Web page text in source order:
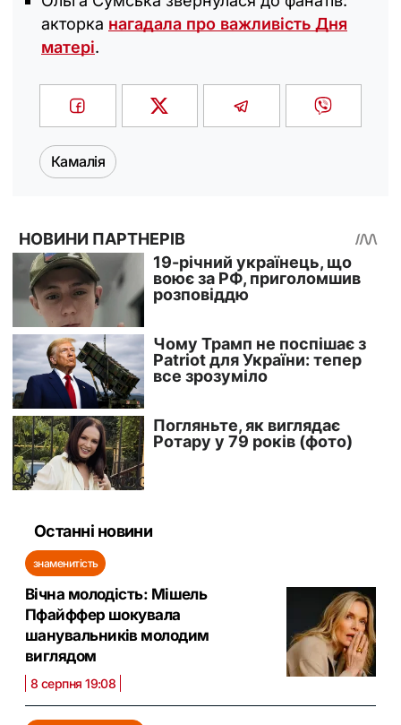
акторка нагадала про важливість Дня
матері.
Камалія
Останні новини
знаменитість
Вічна молодість: Мішель
Пфайффер шокувала
шанувальників молодим
виглядом
8 серпня 19:08